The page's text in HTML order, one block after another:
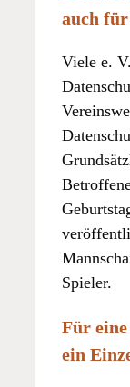
auch
Viele e.
Spieler.
Für
ein